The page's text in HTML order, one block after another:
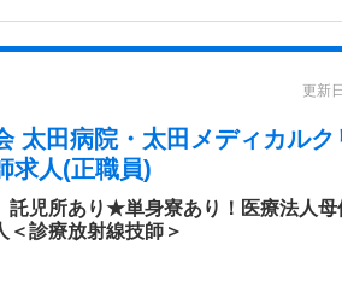
更新
太田病院・太田メディカルク
求人(正職員)
託児所あり★単身寮あり！医療法人母
＜診療放射線技師＞